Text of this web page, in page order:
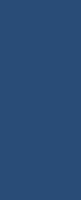
Free Service
มเกษตร 105-